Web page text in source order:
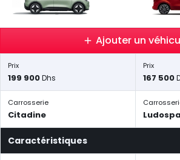
Ajouter un
Prix
199 900Dhs
Prix
167 500
Carrosserie
Citadine
Caractéristiques